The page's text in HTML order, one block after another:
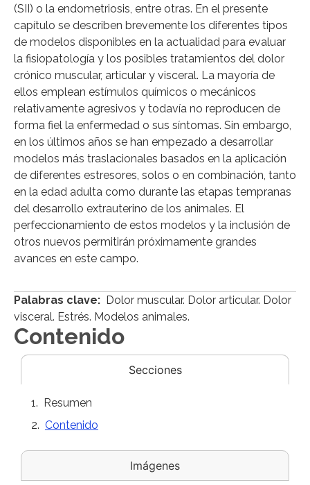
(SII) o la endometriosis, entre otras. En el presente
capítulo se describen brevemente los diferentes tipos
de modelos disponibles en la actualidad para evaluar
la fisiopatología y los posibles tratamientos del dolor
crónico muscular, articular y visceral. La mayoría de
ellos emplean estímulos químicos o mecánicos
relativamente agresivos y todavía no reproducen de
forma fiel la enfermedad o sus síntomas. Sin embargo,
en los últimos años se han empezado a desarrollar
modelos más traslacionales basados en la aplicación
de diferentes estresores, solos o en combinación, tanto
en la edad adulta como durante las etapas tempranas
del desarrollo extrauterino de los animales. El
perfeccionamiento de estos modelos y la inclusión de
otros nuevos permitirán próximamente grandes
avances en este campo.
Palabras clave: Dolor muscular. Dolor articular. Dolor
visceral. Estrés. Modelos animales.
Contenido
Secciones
Imágenes
Resumen
Contenido